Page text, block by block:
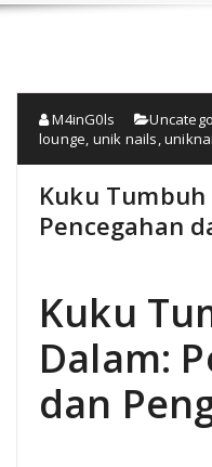
M4inG0ls
lounge unik nails ,
Kuku Tumbuh
Pencegahan
Kuku
Dalam:
dan